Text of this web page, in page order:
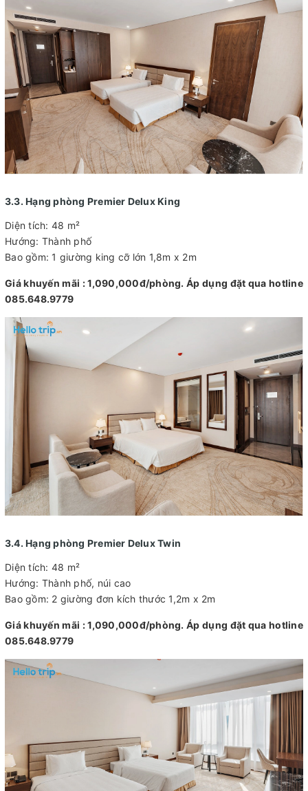
3.3. Hạng phòng Premier Delux King
Diện tích: 48 m²
Hướng: Thành phố
Bao gồm: 1 giường king cỡ lớn 1,8m x 2m
Giá khuyến mãi : 1,090,000đ/phòng. Áp dụng đặt qua hotline
085.648.9779
3.4. Hạng phòng Premier Delux Twin
Diện tích: 48 m²
Hướng: Thành phố, núi cao
Bao gồm: 2 giường đơn kích thước 1,2m x 2m
Giá khuyến mãi : 1,090,000đ/phòng. Áp dụng đặt qua hotline
085.648.9779